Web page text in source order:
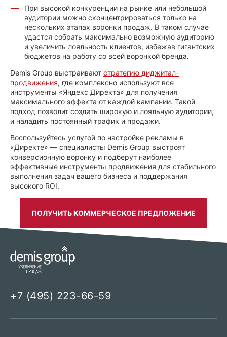
При высокой конкуренции на рынке или небольшой
аудитории можно сконцентрироваться только на
нескольких этапах воронки продаж. В таком случае
удастся собрать максимально возможную аудиторию
и увеличить лояльность клиентов, избежав гигантских
бюджетов на работу со всей воронкой бренда.
Demis Group выстраивают стратегию диджитал-
продвижения, где комплексно используют все
инструменты «Яндекс Директа» для получения
максимального эффекта от каждой кампании. Такой
подход позволит создать широкую и лояльную аудитории,
и наладить постоянный трафик и продажи.
Воспользуйтесь услугой по настройке рекламы в
«Директе» — специалисты Demis Group выстроят
конверсионную воронку и подберут наиболее
эффективные инструменты продвижения для стабильного
выполнения задач вашего бизнеса и поддержания
высокого ROI.
ПОЛУЧИТЬ КОММЕРЧЕСКОЕ ПРЕДЛОЖЕНИЕ
+7 (495) 223-66-59